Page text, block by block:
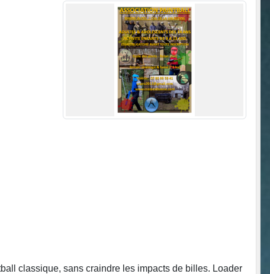
classique, sans craindre les impacts de billes. Loader